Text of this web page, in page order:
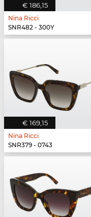
€ 186,15
Nina Ricci
SNR482 - 300Y
€ 169,15
Nina Ricci
SNR379 - 0743